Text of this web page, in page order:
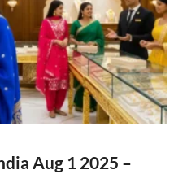
Aug 1 2025 –